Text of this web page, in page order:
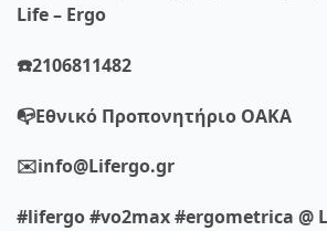
Life – Ergo
☎️2106811482
📭Εθνικό Προπονητήριο ΟΑΚΑ
✉️info@Lifergo.gr
#lifergo #vo2max #ergometrica @